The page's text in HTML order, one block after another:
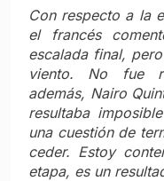
Con respecto a la
el francés
escalada final,
viento. No fue
además, Nairo
resultaba
una cuestión de
ceder. Estoy
etapa, es un